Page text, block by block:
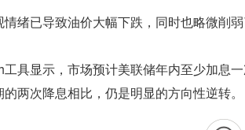
情绪已导致油价大幅下跌，同时也略微削
工具显示，市场预计美联储年内至少加息
两次降息相比，仍是明显的方向性逆转。